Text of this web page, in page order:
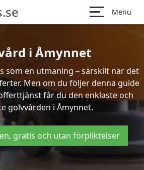
Menu
i Åmynnet
som en utmaning – särskilt när det
Men om du följer denna guide
får du den enklaste och
golvvården i Åmynnet.
gratis och utan förpliktelser